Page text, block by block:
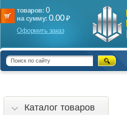
товаров: 0
на сумму: 0.00 ₽
Оформить заказ
Каталог товаров